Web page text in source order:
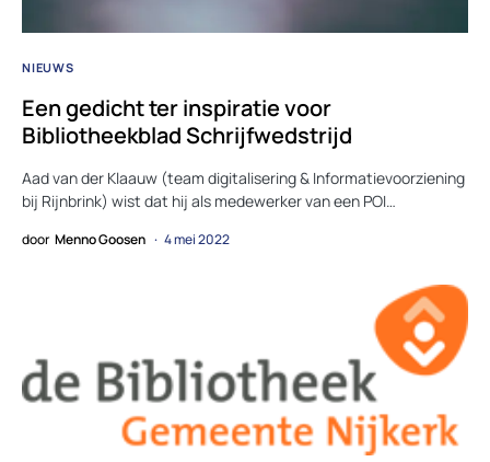
NIEUWS
Een gedicht ter inspiratie voor
Bibliotheekblad Schrijfwedstrijd
Aad van der Klaauw (team digitalisering & Informatievoorziening
bij Rijnbrink) wist dat hij als medewerker van een POI…
door Menno Goosen 4 mei 2022